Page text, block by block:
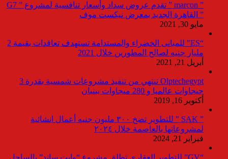
” marcon ” تقدم عروض سداد وأسعار تنافسية لمشروع ” G7
” القاهرة الجديد بمعرض نيكست موف
مايو 30, 2021
“ES” للمبانى الخضراء والمستدامة تستهدف تعاقدات بقيمة 2
مليار جنيه لصالح المطورين خلال 2021
أبريل 21, 2021
Olptechegypt تنتهي من تنفيذ مشروعات شمسية بقدرة 3
جيجاوات عالميا و 280 ميجاوات ببنبان
أكتوبر 16, 2019
” SAK ” للتطوير تضخ ٣٠٠ مليون جنيه أعمال انشائية
لمشروعاتها بالعاصمة خلال ٢٠٢٤
فبراير 21, 2024